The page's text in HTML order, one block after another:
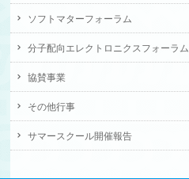
ソフトマターフォーラム
分子配向エレクトロニクスフォーラム
協賛事業
その他行事
サマースクール開催報告